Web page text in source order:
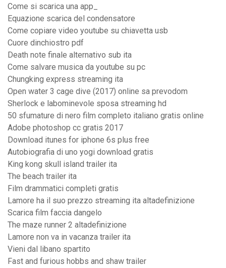
Come si scarica una app_
Equazione scarica del condensatore
Come copiare video youtube su chiavetta usb
Cuore dinchiostro pdf
Death note finale alternativo sub ita
Come salvare musica da youtube su pc
Chungking express streaming ita
Open water 3 cage dive (2017) online sa prevodom
Sherlock e labominevole sposa streaming hd
50 sfumature di nero film completo italiano gratis online
Adobe photoshop cc gratis 2017
Download itunes for iphone 6s plus free
Autobiografia di uno yogi download gratis
King kong skull island trailer ita
The beach trailer ita
Film drammatici completi gratis
Lamore ha il suo prezzo streaming ita altadefinizione
Scarica film faccia dangelo
The maze runner 2 altadefinizione
Lamore non va in vacanza trailer ita
Vieni dal libano spartito
Fast and furious hobbs and shaw trailer